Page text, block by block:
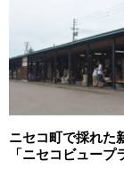
有名な観光地
内看板が出て
でも、そのため
ニセコ町で採れた
「ニセコビュープ